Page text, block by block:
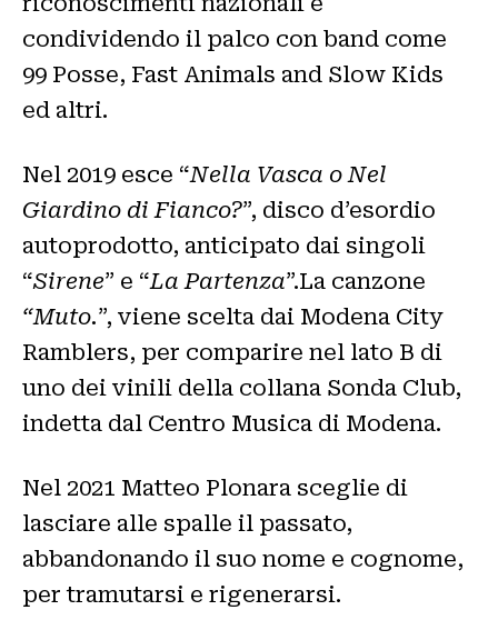
condividendo il palco con band come
99 Posse, Fast Animals and Slow Kids
ed altri.
Nel 2019 esce “Nella Vasca o Nel
Giardino di Fianco?”, disco d’esordio
autoprodotto, anticipato dai singoli
“Sirene” e “La Partenza”.La canzone
“Muto.”, viene scelta dai Modena City
Ramblers, per comparire nel lato B di
uno dei vinili della collana Sonda Club,
indetta dal Centro Musica di Modena.
Nel 2021 Matteo Plonara sceglie di
lasciare alle spalle il passato,
abbandonando il suo nome e cognome,
per tramutarsi e rigenerarsi.